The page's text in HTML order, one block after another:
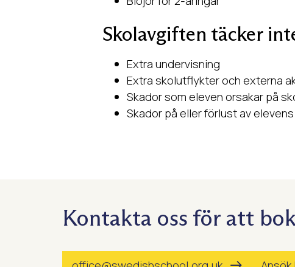
Skolavgiften täcker
Extra undervisning
Extra skolutflykter och externa
Skador som eleven orsakar på
Skador på eller förlust av
Kontakta oss för att